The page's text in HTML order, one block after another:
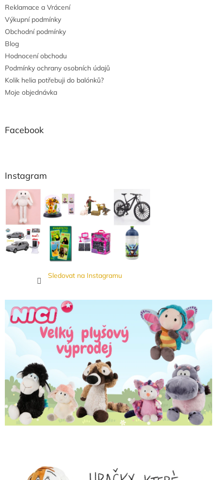
Reklamace a Vrácení
Výkupní podmínky
Obchodní podmínky
Blog
Hodnocení obchodu
Podmínky ochrany osobních údajů
Kolik helia potřebuji do balónků?
Moje objednávka
Facebook
Instagram
Sledovat na Instagramu